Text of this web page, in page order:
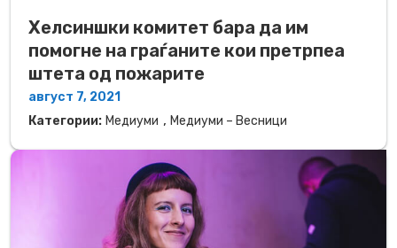
Хелсиншки комитет бара да им
помогне на граѓаните кои претрпеа
штета од пожарите
август 7, 2021
Категории: Медиуми , Медиуми – Весници